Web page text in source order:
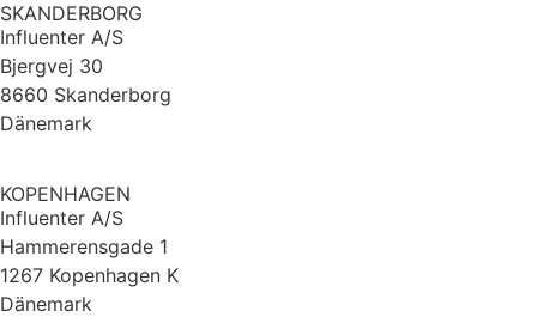
SKANDERBORG
Influenter A/S
Bjergvej 30
8660 Skanderborg
Dänemark
KOPENHAGEN
Influenter A/S
Hammerensgade 1
1267 Kopenhagen K
Dänemark